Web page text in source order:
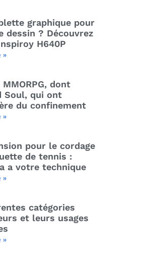
graphique pour
dessin ? Découvrez
H640P
»
MMORPG, dont
Soul, qui ont
du confinement
»
pour le cordage
de tennis :
a votre technique
»
catégories
et leurs usages
»